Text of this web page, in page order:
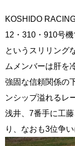
KOSHIDO
12・310・910号
というスリリング
ムメンバーは肝を
強固な信頼関係の
ンシップ溢れるレ
浅井、7番手に工
り、なおも3位争